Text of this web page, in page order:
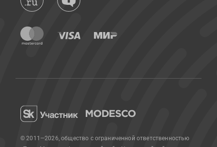
© 2011—2026, общество с ограниченной ответственностью